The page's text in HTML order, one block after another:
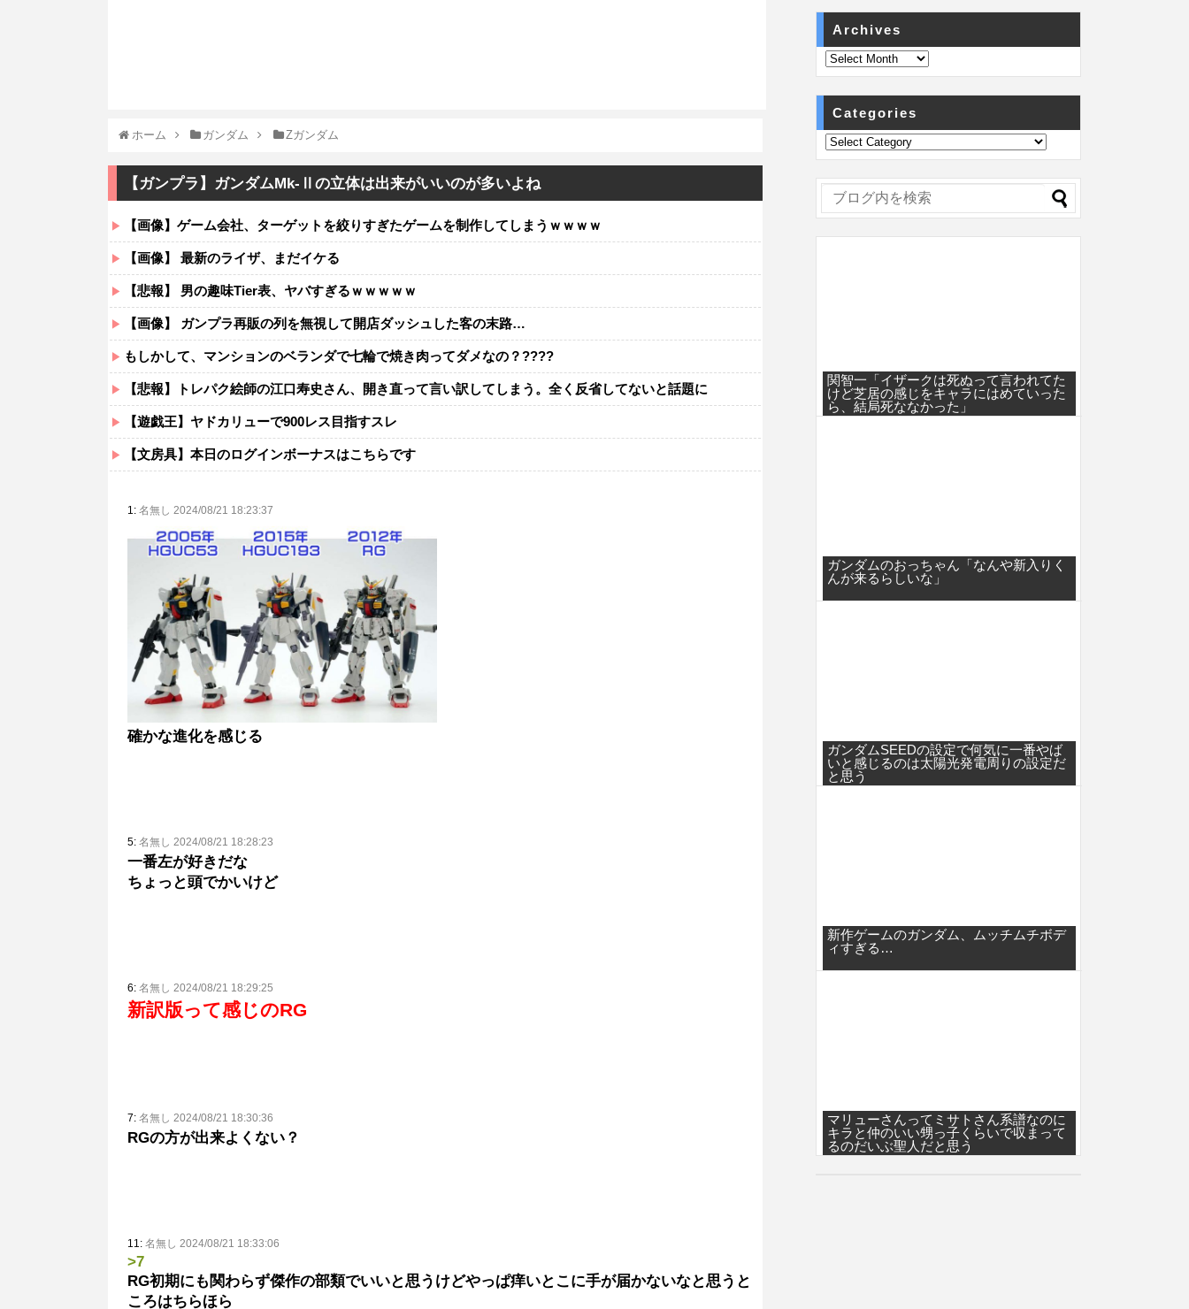
ホーム ガンダム Ζガンダム
【ガンプラ】ガンダムMk-Ⅱの立体は出来がいいのが多いよね
【画像】ゲーム会社、ターゲットを絞りすぎたゲームを制作してしまうｗｗｗｗ
【画像】 最新のライザ、まだイケる
【悲報】 男の趣味Tier表、ヤバすぎるｗｗｗｗｗ
【画像】 ガンプラ再販の列を無視して開店ダッシュした客の末路…
もしかして、マンションのベランダで七輪で焼き肉ってダメなの？????
【悲報】トレパク絵師の江口寿史さん、開き直って言い訳してしまう。全く反省してないと話題に
【遊戯王】ヤドカリューで900レス目指すスレ
【文房具】本日のログインボーナスはこちらです
1: 名無し 2024/08/21 18:23:37
確かな進化を感じる
5: 名無し 2024/08/21 18:28:23
一番左が好きだな
ちょっと頭でかいけど
6: 名無し 2024/08/21 18:29:25
新訳版って感じのRG
7: 名無し 2024/08/21 18:30:36
RGの方が出来よくない？
11: 名無し 2024/08/21 18:33:06
>7
RG初期にも関わらず傑作の部類でいいと思うけどやっぱ痒いとこに手が届かないなと思うと
ころはちらほら
Archives
Categories
関智一「イザークは死ぬって言われてた
けど芝居の感じをキャラにはめていった
ら、結局死ななかった」
ガンダムのおっちゃん「なんや新入りく
んが来るらしいな」
ガンダムSEEDの設定で何気に一番やば
いと感じるのは太陽光発電周りの設定だ
と思う
新作ゲームのガンダム、ムッチムチボデ
ィすぎる…
マリューさんってミサトさん系譜なのに
キラと仲のいい甥っ子くらいで収まって
るのだいぶ聖人だと思う